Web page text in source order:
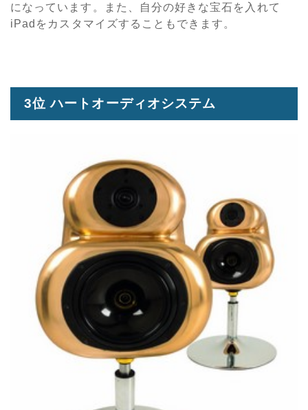
になっています。また、自分の好きな宝石を入れて
iPadをカスタマイズすることもできます。
3位 ハートオーディオシステム